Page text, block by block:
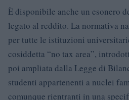
È disponibile anche un esonero
legato al reddito. La normativa
per tutte le istituzioni
cosiddetta “no tax area”,
poi ampliata dalla Legge di
studenti appartenenti a nuclei
comunque rientranti in una